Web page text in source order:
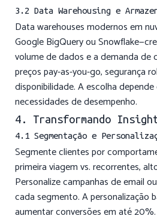
3.2 Data Warehousing e
Data warehouses modernos em
Google BigQuery ou
volume de dados e a demanda de
preços pay-as-you-go, segurança
disponibilidade. A escolha
necessidades de desempenho.
4. Transformando
4.1 Segmentação e
Segmente clientes por
primeira viagem vs. recorrentes,
Personalize campanhas de email
cada segmento. A personalização
aumentar conversões em até 20%.